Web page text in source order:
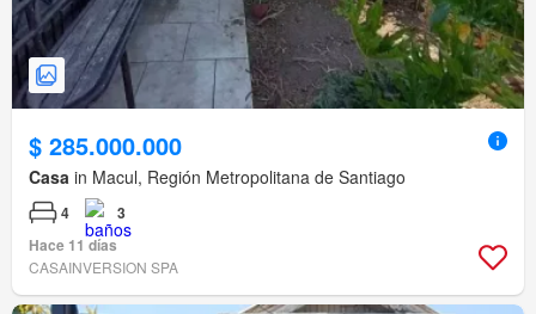
$ 285.000.000
Casa in Macul, Región Metropolitana de Santiago
4
3
Hace 11 días
CASAINVERSION SPA